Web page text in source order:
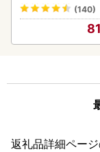
(140)
返礼品詳細ペー